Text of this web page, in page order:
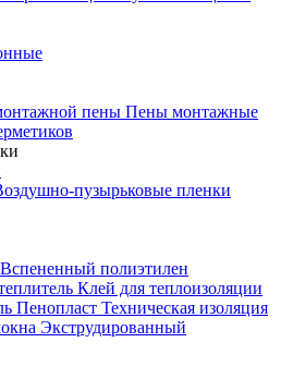
пены Пены монтажные
пузырьковые пленки
Вспененный полиэтилен
Клей для теплоизоляции
Пенопласт Техническая изоляция
Экструдированный